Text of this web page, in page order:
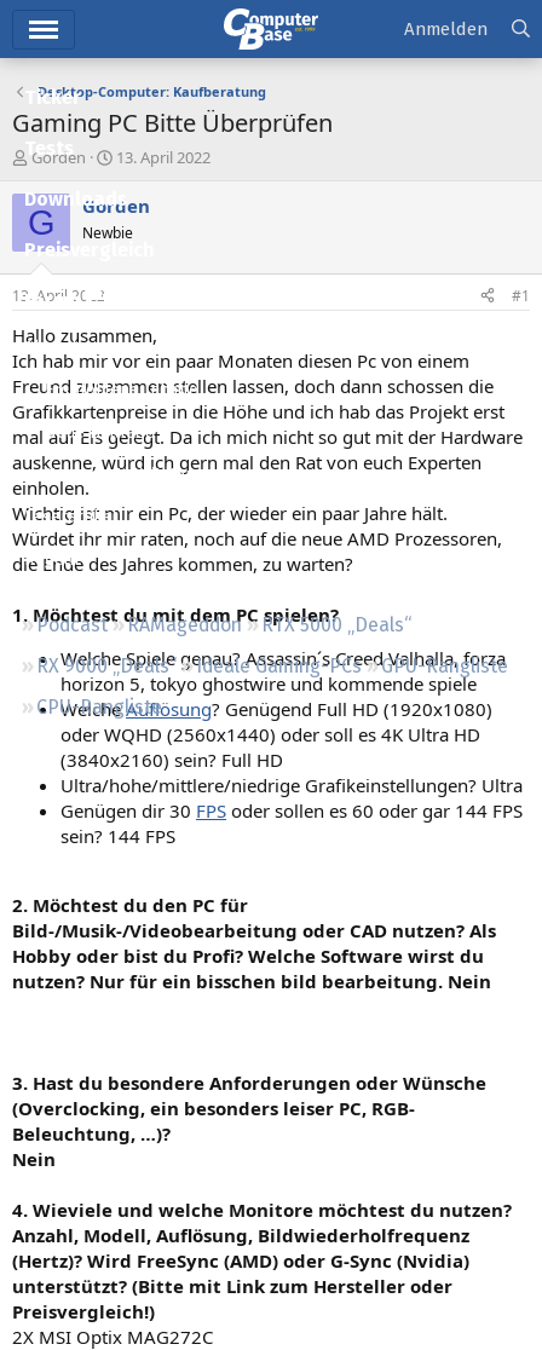
Ticker
Tests
Downloads
Preisvergleich
Forum
Aktuelles
Empfohlene Inhalte
Neue Beiträge
Neueste Aktivitäten
Leserartikel
Regeln
Podcast RAMageddon
RTX 5000 „Deals“
RX 9000 „Deals“
Ideale Gaming-PCs
GPU-Rangliste
CPU-Rangliste
Anmelden
Desktop-Computer: Kaufberatung
Gaming PC Bitte Überprüfen
E
s
t
e
e
r
Gorden
E
s
e
t
a
13. April 2022
G Gorden
Newbie
13. April 2022 #1
Hallo zusammen,
Ich hab mir vor ein paar Monaten diesen Pc von einem
Freund zusammen stellen lassen, doch dann schossen die
Grafikkartenpreise in die Höhe und ich hab das Projekt erst
mal auf Eis gelegt. Da ich mich nicht so gut mit der Hardware
auskenne, würd ich gern mal den Rat von euch Experten
einholen.
Wichtig ist mir ein Pc, der wieder ein paar Jahre hält.
Würdet ihr mir raten, noch auf die neue AMD Prozessoren,
die Ende des Jahres kommen, zu warten?
1. Möchtest du mit dem PC spielen?
Welche Spiele genau? Assassin´s Creed Valhalla, forza
horizon 5, tokyo ghostwire und kommende spiele
WelcheAuflösung? Genügend Full HD (1920x1080)
oder WQHD (2560x1440) oder soll es 4K Ultra HD
(3840x2160) sein? Full HD
Ultra/hohe/mittlere/niedrige Grafikeinstellungen? Ultra
Genügen dir 30 FPS oder sollen es 60 oder gar 144 FPS
sein? 144 FPS
2. Möchtest du den PC für
Bild-/Musik-/Videobearbeitung oder CAD nutzen? Als
Hobby oder bist du Profi? Welche Software wirst du
nutzen? Nur für ein bisschen bild bearbeitung. Nein
3. Hast du besondere Anforderungen oder Wünsche
(Overclocking, ein besonders leiser PC, RGB-
Beleuchtung, …)?
Nein
4. Wieviele und welche Monitore möchtest du nutzen?
Anzahl, Modell, Auflösung, Bildwiederholfrequenz
(Hertz)? Wird FreeSync (AMD) oder G-Sync (Nvidia)
unterstützt? (Bitte mit Link zum Hersteller oder
Preisvergleich!)
2X MSI Optix MAG272C